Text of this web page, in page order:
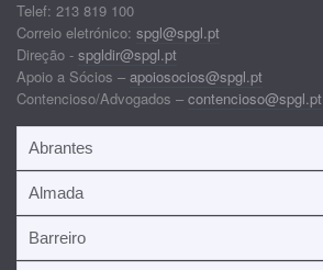
Telef: 213 819 100
Correio eletrónico: spgl@spgl.pt
Direção - spgldir@spgl.pt
Apoio a Sócios – apoiosocios@spgl.pt
Contencioso/Advogados – contencioso@spgl.pt
Abrantes
Almada
Barreiro